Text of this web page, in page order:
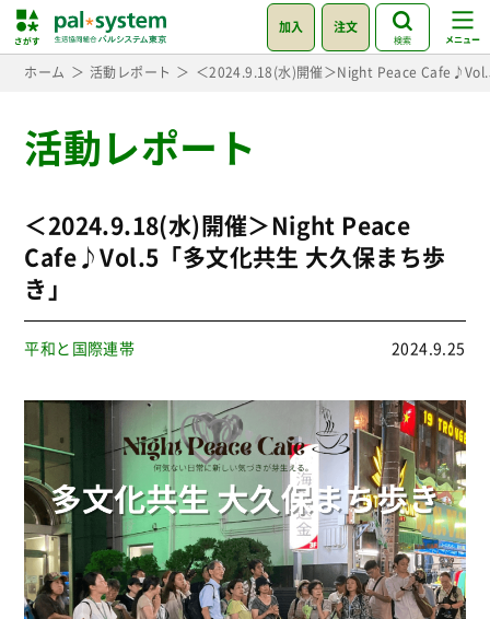
加入 注文
検索
ホーム 活動レポート ＜2024.9.18(水)開催＞Night Peace
活動レポート
＜2024.9.18(水)開催＞Night Peace
Cafe♪Vol.5「多文化共生 大久保まち歩
き」
平和と国際連帯 2024.9.25